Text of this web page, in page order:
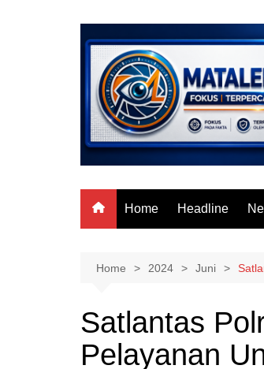
Home Headline
Home 2024 Juni
Satlantas
Pelayanan